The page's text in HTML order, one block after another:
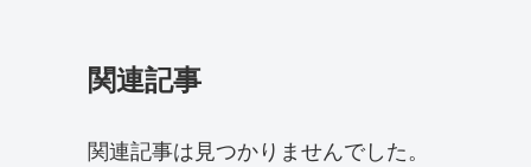
関連記事
関連記事は見つかりませんでした。